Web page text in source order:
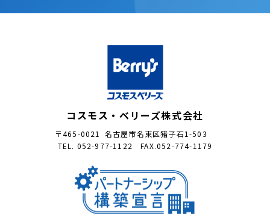
コスモス・ベリーズ株式会社
〒465-0021 名古屋市名東区猪子石1-503
TEL. 052-977-1122 FAX.052-774-1179